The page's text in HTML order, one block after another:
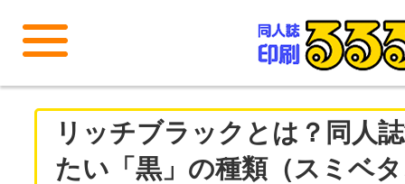
リッチブラックとは？同人
たい「黒」の種類（スミベ